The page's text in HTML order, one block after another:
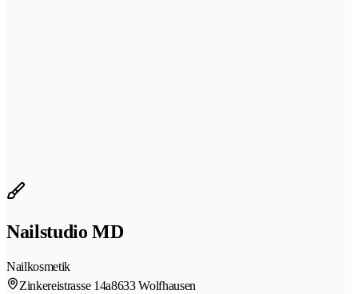
Nailstudio MD
Nailkosmetik
Zinkereistrasse 14a8633 Wolfhausen